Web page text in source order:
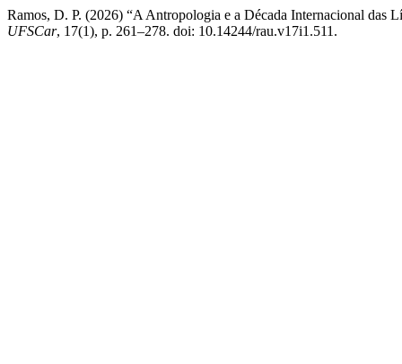
Ramos, D. P. (2026) “A Antropologia e a Década Internacional das
UFSCar, 17(1), p. 261–278. doi: 10.14244/rau.v17i1.511.